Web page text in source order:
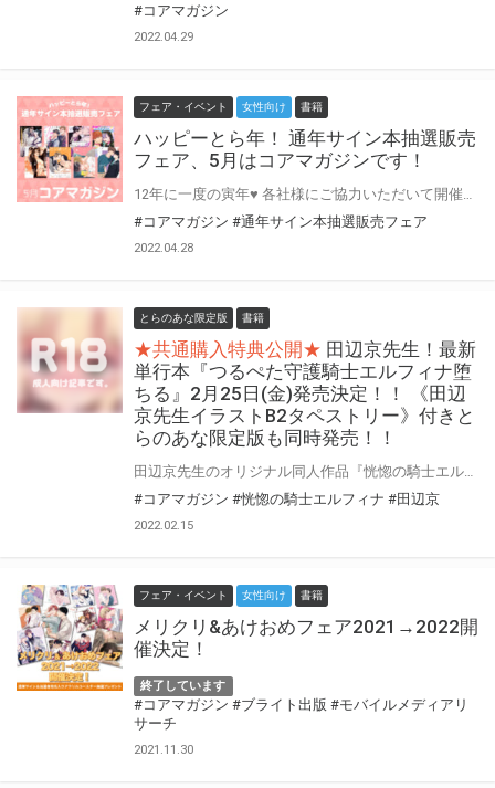
#コアマガジン
2022.04.29
フェア・イベント 女性向け 書籍
ハッピーとら年！ 通年サイン本抽選販売
フェア、5月はコアマガジンです！
#コアマガジン #通年サイン本抽選販売フェア
2022.04.28
とらのあな限定版 書籍
★共通購入特典公開★ 田辺京先生！最新
単行本『つるぺた守護騎士エルフィナ堕
ちる』2月25日(金)発売決定！！ 《田辺
京先生イラストB2タペストリー》付きと
らのあな限定版も同時発売！！
#コアマガジン #恍惚の騎士エルフィナ #田辺京
2022.02.15
フェア・イベント 女性向け 書籍
メリクリ&あけおめフェア2021→2022開
催決定！
終了しています
#コアマガジン #ブライト出版 #モバイルメディアリ
サーチ
2021.11.30